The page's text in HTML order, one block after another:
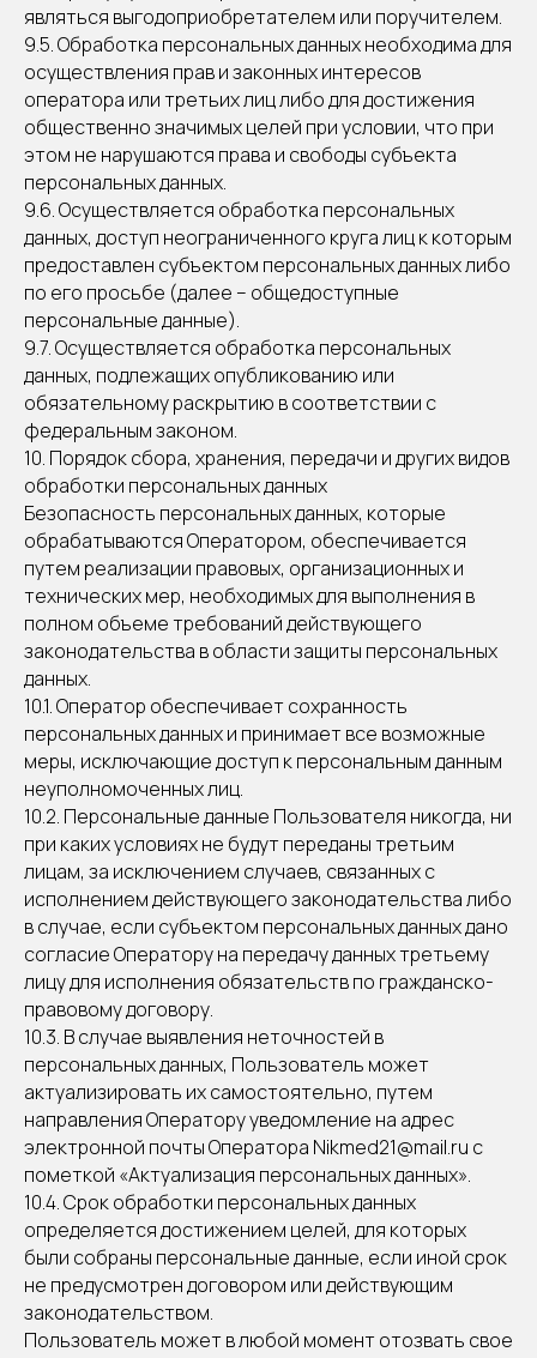
являться выгодоприобретателем или поручителем.
9.5. Обработка персональных данных необходима для
осуществления прав и законных интересов
оператора или третьих лиц либо для достижения
общественно значимых целей при условии, что при
этом не нарушаются права и свободы субъекта
персональных данных.
9.6. Осуществляется обработка персональных
данных, доступ неограниченного круга лиц к которым
предоставлен субъектом персональных данных либо
по его просьбе (далее – общедоступные
персональные данные).
9.7. Осуществляется обработка персональных
данных, подлежащих опубликованию или
обязательному раскрытию в соответствии с
федеральным законом.
10. Порядок сбора, хранения, передачи и других видов
обработки персональных данных
Безопасность персональных данных, которые
обрабатываются Оператором, обеспечивается
путем реализации правовых, организационных и
технических мер, необходимых для выполнения в
полном объеме требований действующего
законодательства в области защиты персональных
данных.
10.1. Оператор обеспечивает сохранность
персональных данных и принимает все возможные
меры, исключающие доступ к персональным данным
неуполномоченных лиц.
10.2. Персональные данные Пользователя никогда, ни
при каких условиях не будут переданы третьим
лицам, за исключением случаев, связанных с
исполнением действующего законодательства либо
в случае, если субъектом персональных данных дано
согласие Оператору на передачу данных третьему
лицу для исполнения обязательств по гражданско-
правовому договору.
10.3. В случае выявления неточностей в
персональных данных, Пользователь может
актуализировать их самостоятельно, путем
направления Оператору уведомление на адрес
электронной почты Оператора Nikmed21@mail.ru с
пометкой «Актуализация персональных данных».
10.4. Срок обработки персональных данных
определяется достижением целей, для которых
были собраны персональные данные, если иной срок
не предусмотрен договором или действующим
законодательством.
Пользователь может в любой момент отозвать свое